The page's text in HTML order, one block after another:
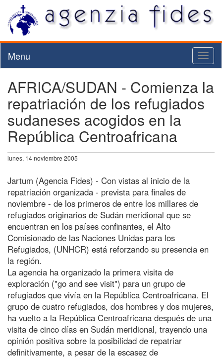
Menu
AFRICA/SUDAN - Comienza la
repatriación de los refugiados
sudaneses acogidos en la
República Centroafricana
lunes, 14 noviembre 2005
Jartum (Agencia Fides) - Con vistas al inicio de la
repatriación organizada - prevista para finales de
noviembre - de los primeros de entre los millares de
refugiados originarios de Sudán meridional que se
encuentran en los países confinantes, el Alto
Comisionado de las Naciones Unidas para los
Refugiados, (UNHCR) está reforzando su presencia en
la región.
La agencia ha organizado la primera visita de
exploración ("go and see visit") para un grupo de
refugiados que vivía en la República Centroafricana. El
grupo de cuatro refugiados, dos hombres y dos mujeres,
ha vuelto a la República Centroafricana después de una
visita de cinco días en Sudán meridional, trayendo una
opinión positiva sobre la posibilidad de repatriar
definitivamente, a pesar de la escasez de